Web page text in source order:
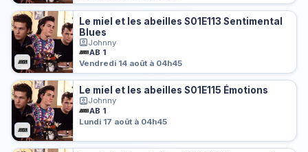
Le miel et les abeilles S01E113 Sentimental
Blues
Johnny
AB 1
Vendredi 14 août à 04h45
Le miel et les abeilles S01E115 Émotions
Johnny
AB 1
Lundi 17 août à 04h45